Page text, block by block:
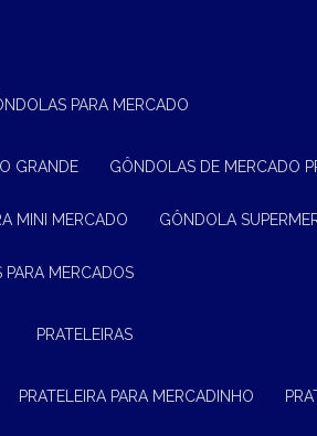
PARA MERCADO
GRANDE GÔNDOLAS DE MERCADO
MINI MERCADO GÔNDOLA
PARA MERCADOS
PRATELEIRAS
PRATELEIRA PARA MERCADINHO